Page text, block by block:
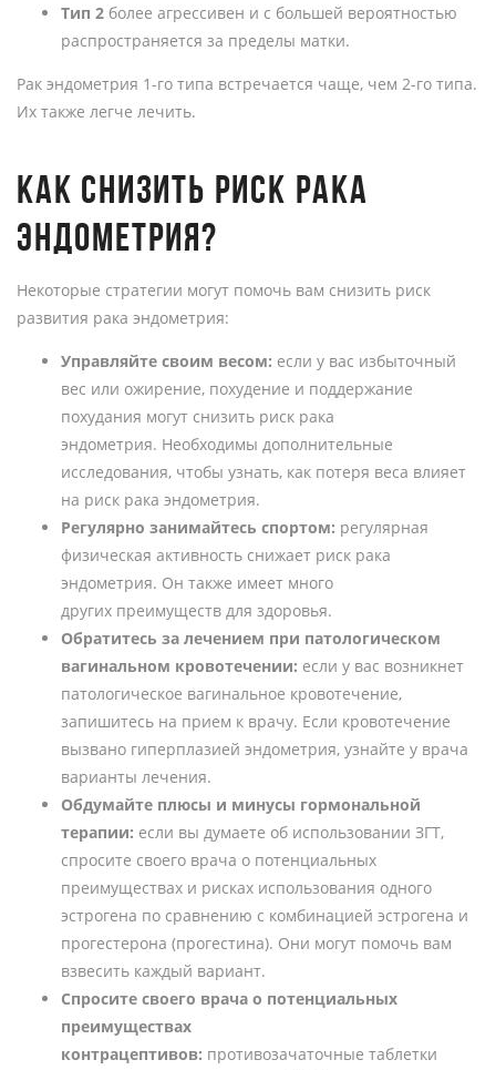
Тип 2 более агрессивен и с большей вероятностью
распространяется за пределы матки.
Рак эндометрия 1-го типа встречается чаще, чем 2-го типа.
Их также легче лечить.
КАК СНИЗИТЬ РИСК РАКА
ЭНДОМЕТРИЯ?
Некоторые стратегии могут помочь вам снизить риск
развития рака эндометрия:
Управляйте своим весом: если у вас избыточный
вес или ожирение, похудение и поддержание
похудания могут снизить риск рака
эндометрия. Необходимы дополнительные
исследования, чтобы узнать, как потеря веса влияет
на риск рака эндометрия.
Регулярно занимайтесь спортом: регулярная
физическая активность снижает риск рака
эндометрия. Он также имеет много
других преимуществ для здоровья.
Обратитесь за лечением при патологическом
вагинальном кровотечении: если у вас возникнет
патологическое вагинальное кровотечение,
запишитесь на прием к врачу. Если кровотечение
вызвано гиперплазией эндометрия, узнайте у врача
варианты лечения.
Обдумайте плюсы и минусы гормональной
терапии: если вы думаете об использовании ЗГТ,
спросите своего врача о потенциальных
преимуществах и рисках использования одного
эстрогена по сравнению с комбинацией эстрогена и
прогестерона (прогестина). Они могут помочь вам
взвесить каждый вариант.
Спросите своего врача о потенциальных
преимуществах
контрацептивов: противозачаточные таблетки